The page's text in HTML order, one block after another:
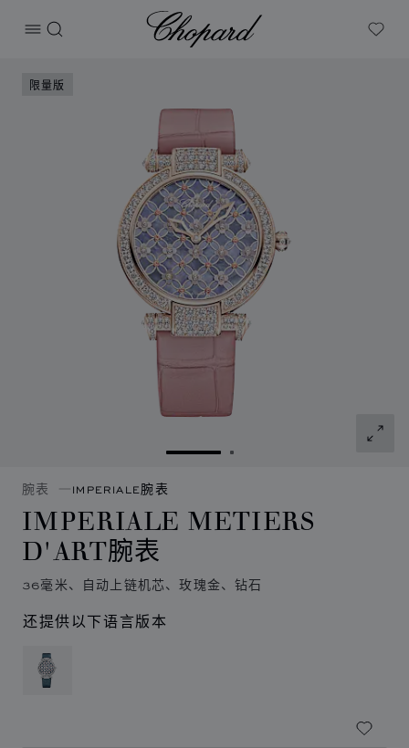
打开菜单
搜索
Chopard
My
转到幻灯片 1转到幻灯片 2
限量版
腕表 IMPERIALE腕表
IMPERIALE METIERS
D'ART腕表
36毫米、自动上链机芯、玫瑰金、钻石
还提供以下语言版本